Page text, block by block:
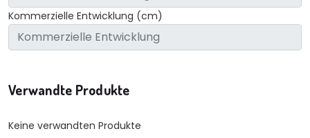
Kommerzielle Entwicklung (cm)
Verwandte Produkte
Keine verwandten Produkte